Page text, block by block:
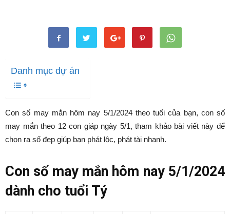
Danh mục dự án
Con số may mắn hôm nay 5/1/2024 theo tuổi của bạn, con số
may mắn theo 12 con giáp ngày 5/1, tham khảo bài viết này để
chọn ra số đẹp giúp bạn phát lộc, phát tài nhanh.
Con số may mắn hôm nay 5/1/2024
dành cho tuổi Tý